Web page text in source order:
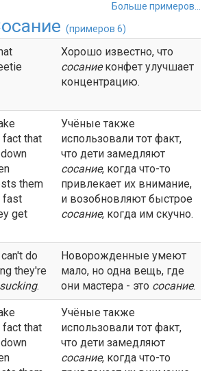
Больше примеров...
(примеров 6)
Хорошо известно, что
сосаниеконфет улучшает
концентрацию.
fact that
them
fast
get
Учёные также
использовали тот факт,
что дети замедляют
сосание, когда что-то
привлекает их внимание,
и возобновляют быстрое
сосание, когда им скучно.
do
they're
sucking.
Новорожденные умеют
мало, но одна вещь, где
они мастера - это сосание.
fact that
Учёные также
использовали тот факт,
что дети замедляют
сосание, когда что-то